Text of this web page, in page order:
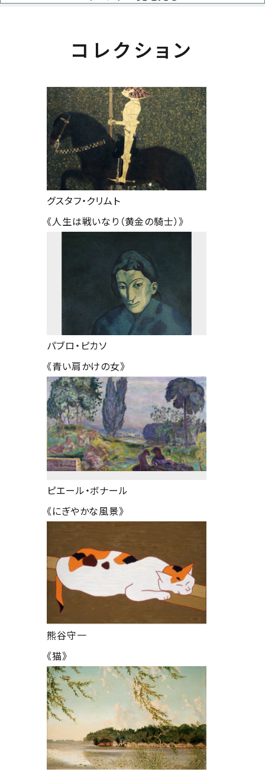
コレクション
グスタフ・クリムト
《人生は戦いなり（黄金の騎士）》
パブロ・ピカソ
《青い肩かけの女》
ピエール・ボナール
《にぎやかな風景》
熊谷守一
《猫》